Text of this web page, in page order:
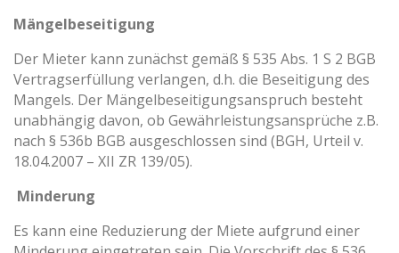
Mängelbeseitigung
Der Mieter kann zunächst gemäß § 535 Abs. 1 S 2 BGB
Vertragserfüllung verlangen, d.h. die Beseitigung des
Mangels. Der Mängelbeseitigungsanspruch besteht
unabhängig davon, ob Gewährleistungsansprüche z.B.
nach § 536b BGB ausgeschlossen sind (BGH, Urteil v.
18.04.2007 – XII ZR 139/05).
Minderung
Es kann eine Reduzierung der Miete aufgrund einer